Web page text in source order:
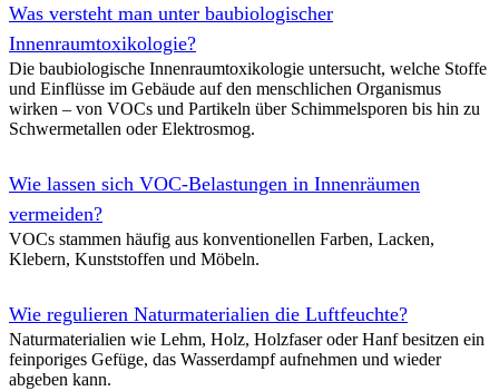
Energetische Sanierung im denkmalgeschützten
Denkmalgeschützte Doppelhaushälfte in Berlin, deren Keller, Dach
ökologischen Baustoffen, Flächenheizungen und
ertüchtigt und baubiologisch verbessert werden.
ausgeführt sind. Naturbaustoffe, recycelte Ziegel und eine verkohlte
das Haus nahezu vollständig kompostierbar.
Neubau eines ökologischen Wochenendhauses im
ohne Leim, Lehm- und Kalkoberflächen, effizienter
Deckenheizmatten, Photovoltaikdach und Pflanzenkläranlage.
Was versteht man unter baubiologischer
Innenraumtoxikologie?
Die baubiologische Innenraumtoxikologie untersucht, welche Stoffe
und Einflüsse im Gebäude auf den menschlichen Organismus
wirken – von VOCs und Partikeln über Schimmelsporen bis hin zu
Schwermetallen oder Elektrosmog.
Wie lassen sich VOC-Belastungen in Innenräumen
vermeiden?
VOCs stammen häufig aus konventionellen Farben, Lacken,
Klebern, Kunststoffen und Möbeln.
Wie regulieren Naturmaterialien die Luftfeuchte?
Naturmaterialien wie Lehm, Holz, Holzfaser oder Hanf besitzen ein
feinporiges Gefüge, das Wasserdampf aufnehmen und wieder
abgeben kann.